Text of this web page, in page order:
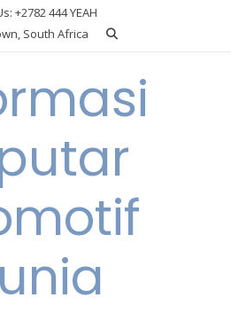
+2782 444 YEAH
South Africa